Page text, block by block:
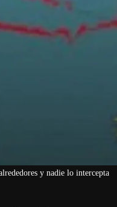
y nadie lo intercepta